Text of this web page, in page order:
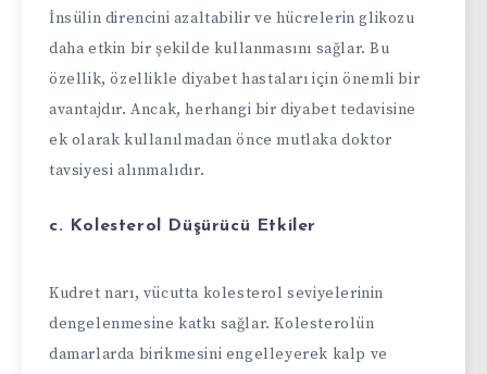
İnsülin direncini azaltabilir ve hücrelerin glikozu
daha etkin bir şekilde kullanmasını sağlar. Bu
özellik, özellikle diyabet hastaları için önemli bir
avantajdır. Ancak, herhangi bir diyabet tedavisine
ek olarak kullanılmadan önce mutlaka doktor
tavsiyesi alınmalıdır.
c. Kolesterol Düşürücü Etkiler
Kudret narı, vücutta kolesterol seviyelerinin
dengelenmesine katkı sağlar. Kolesterolün
damarlarda birikmesini engelleyerek kalp ve